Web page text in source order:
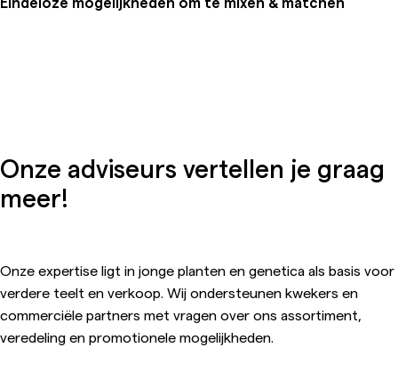
Onze adviseurs vertellen je graag
meer!
Onze expertise ligt in jonge planten en genetica als basis voor
verdere teelt en verkoop. Wij ondersteunen kwekers en
commerciële partners met vragen over ons assortiment,
veredeling en promotionele mogelijkheden.